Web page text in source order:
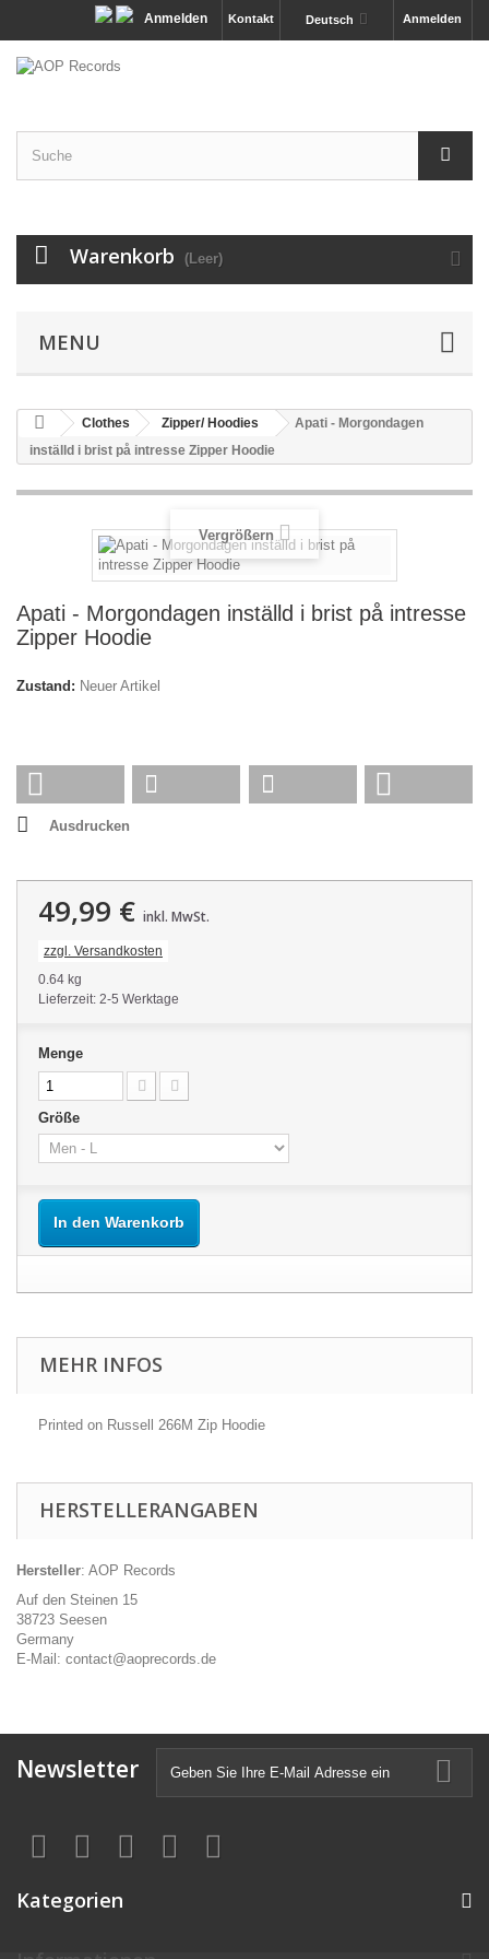
Anmelden
Deutsch
Kontakt
Anmelden
Warenkorb (Leer)
MENU
Clothes Zipper/ Hoodies
Apati - Morgondagen
inställd i brist på intresse Zipper Hoodie
Vergrößern
Apati - Morgondagen inställd i brist på intresse
Zipper Hoodie
Zustand: Neuer Artikel
Ausdrucken
49,99 € inkl. MwSt.
zzgl. Versandkosten
0.64 kg
Lieferzeit: 2-5 Werktage
Menge
Größe
In den Warenkorb
MEHR INFOS
Printed on Russell 266M Zip Hoodie
HERSTELLERANGABEN
Hersteller: AOP Records
Auf den Steinen 15
38723 Seesen
Germany
E-Mail: contact@aoprecords.de
Newsletter
Kategorien